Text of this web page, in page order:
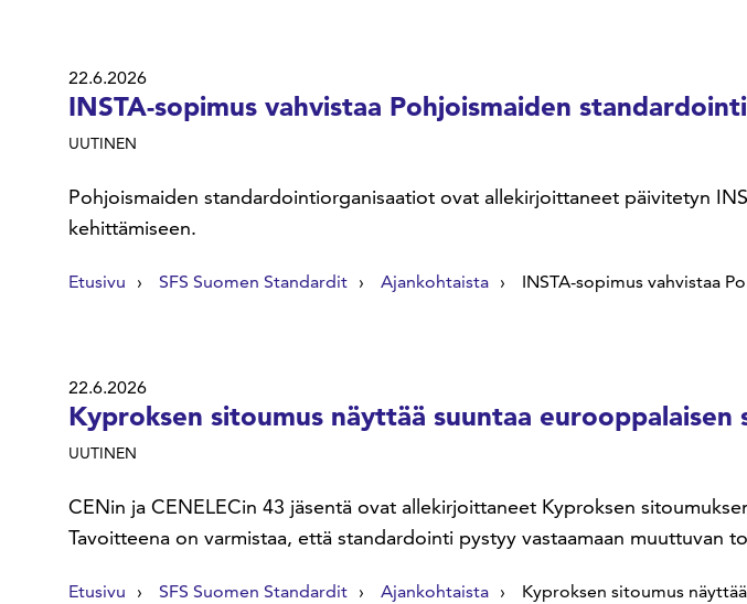
22.6.2026
INSTA-sopimus vahvistaa Pohjoismaiden
UUTINEN
Pohjoismaiden standardointiorganisaatiot ovat allekirjoittaneet päivitetyn
kehittämiseen.
Etusivu SFS Suomen Standardit Ajankohtaista INSTA-sopimus vahvistaa
22.6.2026
Kyproksen sitoumus näyttää suuntaa
UUTINEN
CENin ja CENELECin 43 jäsentä ovat allekirjoittaneet Kyproksen
Tavoitteena on varmistaa, että standardointi pystyy vastaamaan muuttuvan
Etusivu SFS Suomen Standardit Ajankohtaista Kyproksen sitoumus